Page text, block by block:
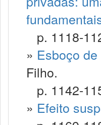
p. 1118-
» Esboço
Filho.
p. 1142-
» Efeito